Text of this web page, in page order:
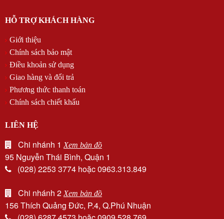
HỖ TRỢ KHÁCH HÀNG
Giới thiệu
Chính sách bảo mật
Điều khoản sử dụng
Giao hàng và đổi trả
Phương thức thanh toán
Chính sách chiết khấu
LIÊN HỆ
Chi nhánh 1Xem bản đồ
95 Nguyễn Thái Bình, Quận 1
(028) 2253 3774 hoặc 0963.313.849
Chi nhánh 2Xem bản đồ
156 Thích Quảng Đức, P.4, Q.Phú Nhuận